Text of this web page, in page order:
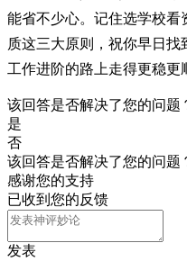
能省不少心。记住选学校看
质这三大原则，祝你早日
工作进阶的路上走得更稳更
该回答是否解决了您的问题
是
否
该回答是否解决了您的问题
感谢您的支持
已收到您的反馈
发表